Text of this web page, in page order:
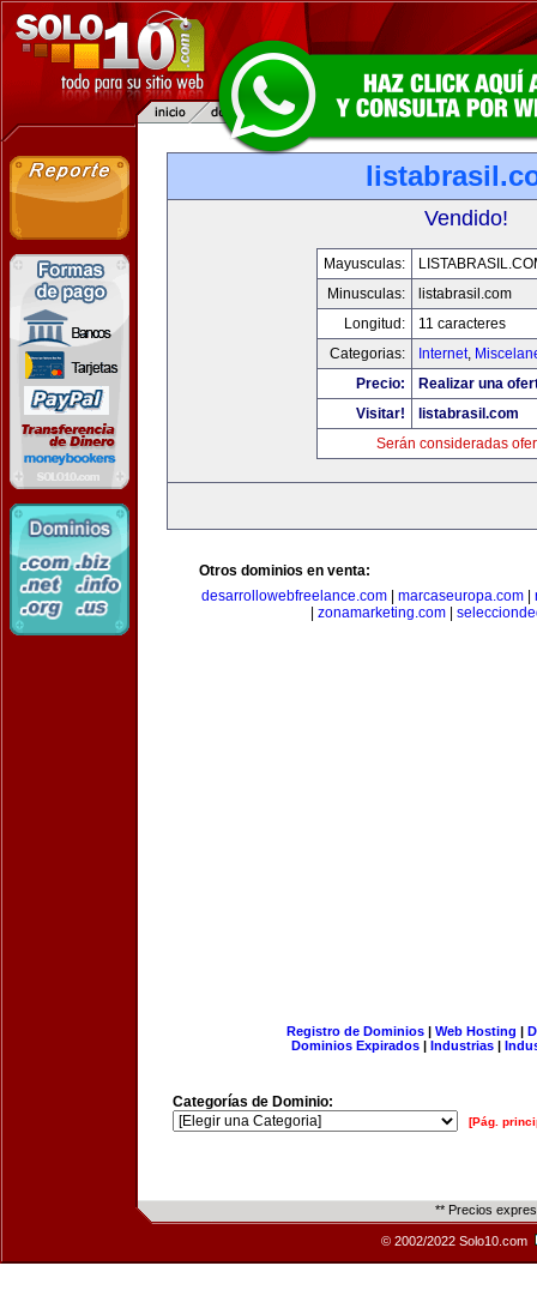
Vendido!
Mayusculas:
Minusculas:
listabrasil.com
Longitud:
11 caracteres
Categorias:
Internet,
Precio:
Realizar una
Visitar!
listabrasil.com
Serán consideradas
Otros dominios en venta:
desarrollowebfreelance.com| marcaseuropa.com|
zonamarketing.com
Registro de Dominios| Web Hosting |
Dominios Expirados | Industrias |
Categorías de Dominio:
[Pág.
** Precios
© 2002/2022 Solo10.com